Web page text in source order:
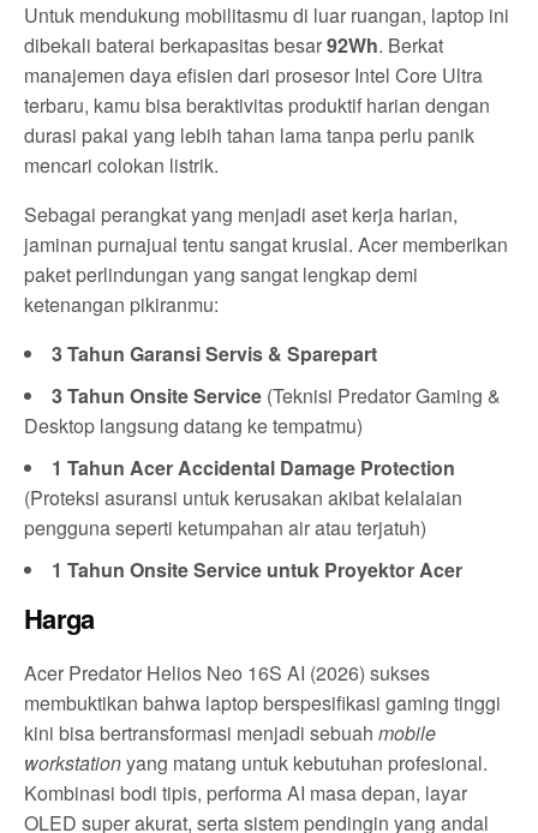
Untuk mendukung mobilitasmu di luar ruangan, laptop ini
dibekali baterai berkapasitas besar92Wh. Berkat
manajemen daya efisien dari prosesor Intel Core Ultra
terbaru, kamu bisa beraktivitas produktif harian dengan
durasi pakai yang lebih tahan lama tanpa perlu panik
mencari colokan listrik.
Sebagai perangkat yang menjadi aset kerja harian,
jaminan purnajual tentu sangat krusial. Acer memberikan
paket perlindungan yang sangat lengkap demi
ketenangan pikiranmu:
3 Tahun Garansi Servis & Sparepart
3 Tahun Onsite Service (Teknisi Predator Gaming &
Desktop langsung datang ke tempatmu)
1 Tahun Acer Accidental Damage Protection
(Proteksi asuransi untuk kerusakan akibat kelalaian
pengguna seperti ketumpahan air atau terjatuh)
1 Tahun Onsite Service untuk Proyektor Acer
Harga
Acer Predator Helios Neo 16S AI (2026) sukses
membuktikan bahwa laptop berspesifikasi gaming tinggi
kini bisa bertransformasi menjadi sebuahmobile
workstationyang matang untuk kebutuhan profesional.
Kombinasi bodi tipis, performa AI masa depan, layar
OLED super akurat, serta sistem pendingin yang andal